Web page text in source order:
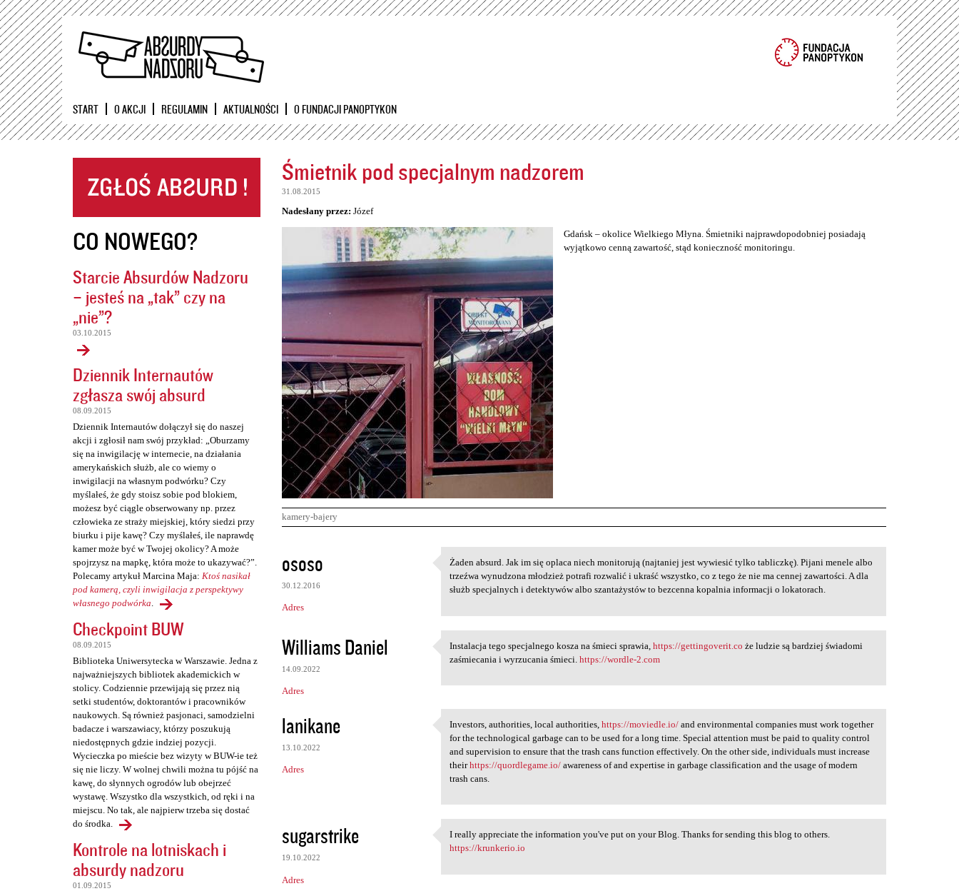
Przejdź
START O AKCJI REGULAMIN AKTUALNOŚCI O FUNDACJI PANOPTYKON
CO NOWEGO?
Starcie Absurdów Nadzoru
– jesteś na „tak” czy na
„nie”?
03.10.2015
Dziennik Internautów
zgłasza swój absurd
08.09.2015
Dziennik Internautów dołączył się do naszej
akcji i zgłosił nam swój przykład: „Oburzamy
się na inwigilację w internecie, na działania
amerykańskich służb, ale co wiemy o
inwigilacji na własnym podwórku? Czy
myślałeś, że gdy stoisz sobie pod blokiem,
możesz być ciągle obserwowany np. przez
człowieka ze straży miejskiej, który siedzi przy
biurku i pije kawę? Czy myślałeś, ile naprawdę
kamer może być w Twojej okolicy? A może
spojrzysz na mapkę, która może to ukazywać?”.
Polecamy artykuł Marcina Maja: Ktoś nasikał
pod kamerą, czyli inwigilacja z perspektywy
własnego podwórka.
Checkpoint BUW
08.09.2015
Biblioteka Uniwersytecka w Warszawie. Jedna z
najważniejszych bibliotek akademickich w
stolicy. Codziennie przewijają się przez nią
setki studentów, doktorantów i pracowników
naukowych. Są również pasjonaci, samodzielni
badacze i warszawiacy, którzy poszukują
niedostępnych gdzie indziej pozycji.
Wycieczka po mieście bez wizyty w BUW-ie też
się nie liczy. W wolnej chwili można tu pójść na
kawę, do słynnych ogrodów lub obejrzeć
wystawę. Wszystko dla wszystkich, od ręki i na
miejscu. No tak, ale najpierw trzeba się dostać
do środka.
Kontrole na lotniskach i
absurdy nadzoru
01.09.2015
Śmietnik pod specjalnym nadzorem
31.08.2015
Nadesłany przez: Józef
Gdańsk – okolice Wielkiego Młyna. Śmietniki najprawdopodobniej posiadają
wyjątkowo cenną zawartość, stąd konieczność monitoringu.
kamery-bajery
K
o
m
e
n
t
a
r
z
e
ososo
30.12.2016
Adres
Żaden absurd. Jak im się
Żaden absurd. Jak im się oplaca niech monitorują (najtaniej jest wywiesić tylko tabliczkę). Pijani menele albo
trzeźwa wynudzona młodzież potrafi rozwalić i ukraść wszystko, co z tego że nie ma cennej zawartości. A dla
służb specjalnych i detektywów albo szantażystów to bezcenna kopalnia informacji o lokatorach.
Williams Daniel
14.09.2022
Adres
Instalacja tego specjalnego
Instalacja tego specjalnego kosza na śmieci sprawia,https://gettingoverit.co że ​​ludzie są bardziej świadomi
zaśmiecania i wyrzucania śmieci.https://wordle-2.com
lanikane
13.10.2022
Adres
Investors, authorities, local
Investors, authorities, local authorities,https://moviedle.io/ and environmental companies must work together
for the technological garbage can to be used for a long time. Special attention must be paid to quality control
and supervision to ensure that the trash cans function effectively. On the other side, individuals must increase
theirhttps://quordlegame.io/ awareness of and expertise in garbage classification and the usage of modern
trash cans.
sugarstrike
19.10.2022
Adres
I really appreciate the
I really appreciate the information you've put on your Blog. Thanks for sending this blog to others.
https://krunkerio.io